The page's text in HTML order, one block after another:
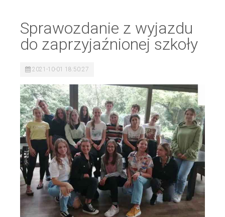
Sprawozdanie z wyjazdu
do zaprzyjaźnionej szkoły
2021-10-01 18:50:27